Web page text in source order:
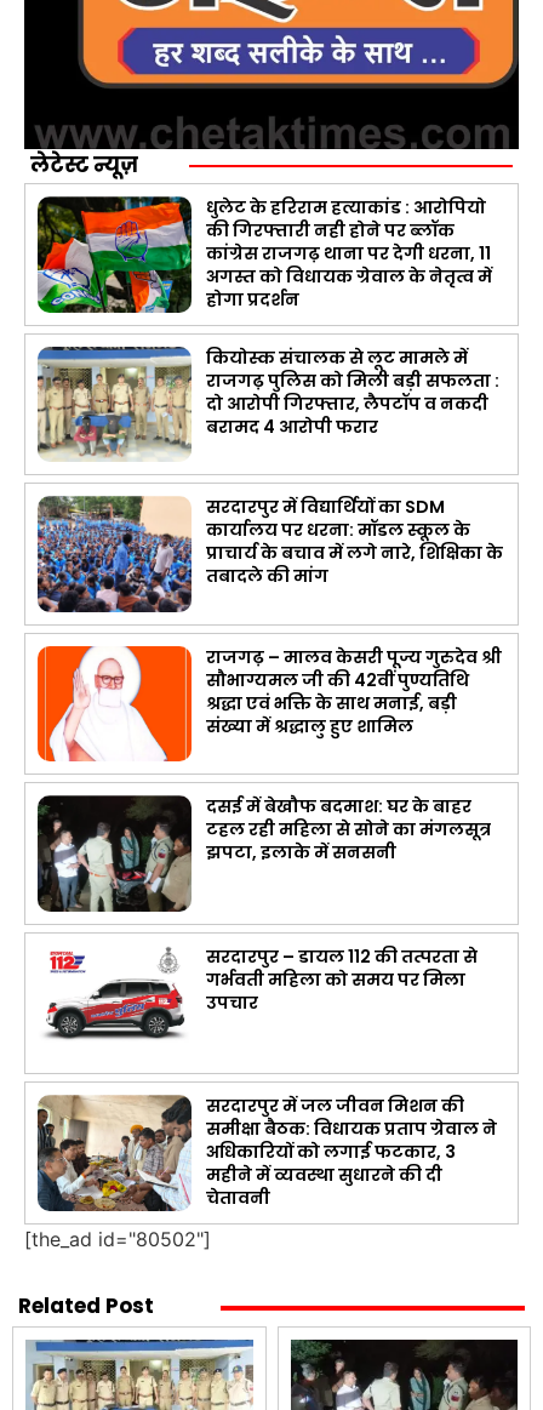
लेटेस्ट न्यूज़
धुलेट के हरिराम हत्याकांड : आरोपियो
की गिरफ्तारी नही होने पर ब्लॉक
कांग्रेस राजगढ़ थाना पर देगी धरना, 11
अगस्त को विधायक ग्रेवाल के नेतृत्व में
होगा प्रदर्शन
कियोस्क संचालक से लूट मामले में
राजगढ़ पुलिस को मिली बड़ी सफलता :
दो आरोपी गिरफ्तार, लैपटॉप व नकदी
बरामद 4 आरोपी फरार
सरदारपुर में विद्यार्थियों का SDM
कार्यालय पर धरना: मॉडल स्कूल के
प्राचार्य के बचाव में लगे नारे, शिक्षिका के
तबादले की मांग
राजगढ़ – मालव केसरी पूज्य गुरुदेव श्री
सौभाग्यमल जी की 42वीं पुण्यतिथि
श्रद्धा एवं भक्ति के साथ मनाई, बड़ी
संख्या में श्रद्धालु हुए शामिल
दसई में बेखौफ बदमाश: घर के बाहर
टहल रही महिला से सोने का मंगलसूत्र
झपटा, इलाके में सनसनी
सरदारपुर – डायल 112 की तत्परता से
गर्भवती महिला को समय पर मिला
उपचार
सरदारपुर में जल जीवन मिशन की
समीक्षा बैठक: विधायक प्रताप ग्रेवाल ने
अधिकारियों को लगाई फटकार, 3
महीने में व्यवस्था सुधारने की दी
चेतावनी
[the_ad id="80502"]
Related Post